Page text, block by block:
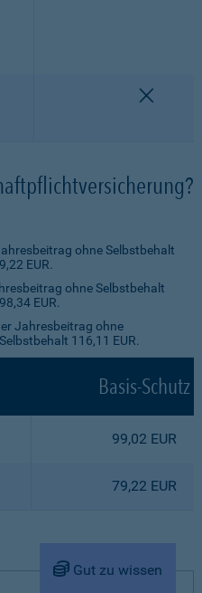
ohne Selbstbehalt
EUR.
ohne Selbstbehalt
EUR.
Jahresbeitrag ohne
116,11 EUR.
Basis-Schutz
99,02 EUR
79,22 EUR
Gut zu wissen